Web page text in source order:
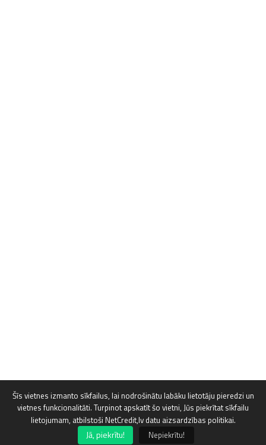
Šīs vietnes izmanto sīkfailus, lai nodrošinātu labāku lietotāju pieredzi un
vietnes funkcionalitāti. Turpinot apskatīt šo vietni, Jūs piekrītat sīkfailu
lietojumam, atbilstoši NetCredit,lv datu aizsardzības politikai.
Jā, piekrītu!
Nepiekrītu!